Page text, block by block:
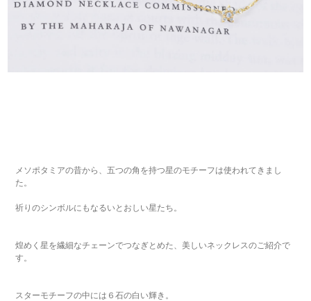
メソポタミアの昔から、五つの角を持つ星のモチーフは使われてきまし
た。
祈りのシンボルにもなるいとおしい星たち。
煌めく星を繊細なチェーンでつなぎとめた、美しいネックレスのご紹介で
す。
スターモチーフの中には６石の白い輝き。